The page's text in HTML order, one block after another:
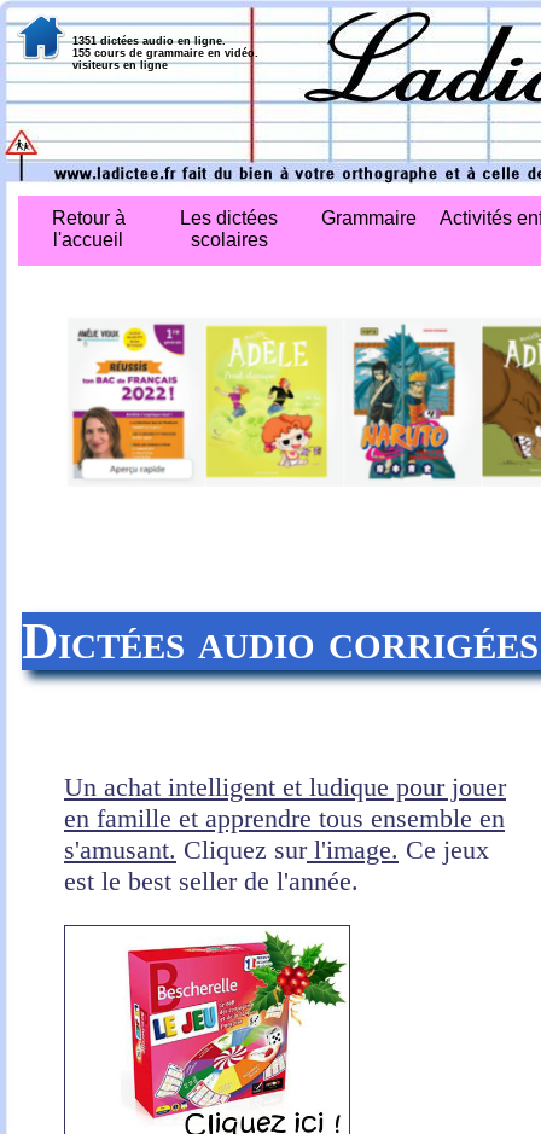
Dictées audio
Un achat intelligent et ludique pour jouer
en famille et apprendre tous ensemble en
s'amusant. Cliquez surl'image. Ce jeux
est le best seller de l'année.